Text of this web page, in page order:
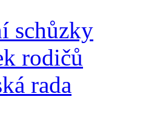
schůzky
rodičů
rada